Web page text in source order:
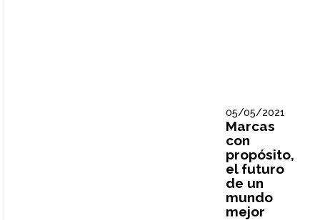
05/05/2021
Marcas
con
propósito,
el futuro
de un
mundo
mejor